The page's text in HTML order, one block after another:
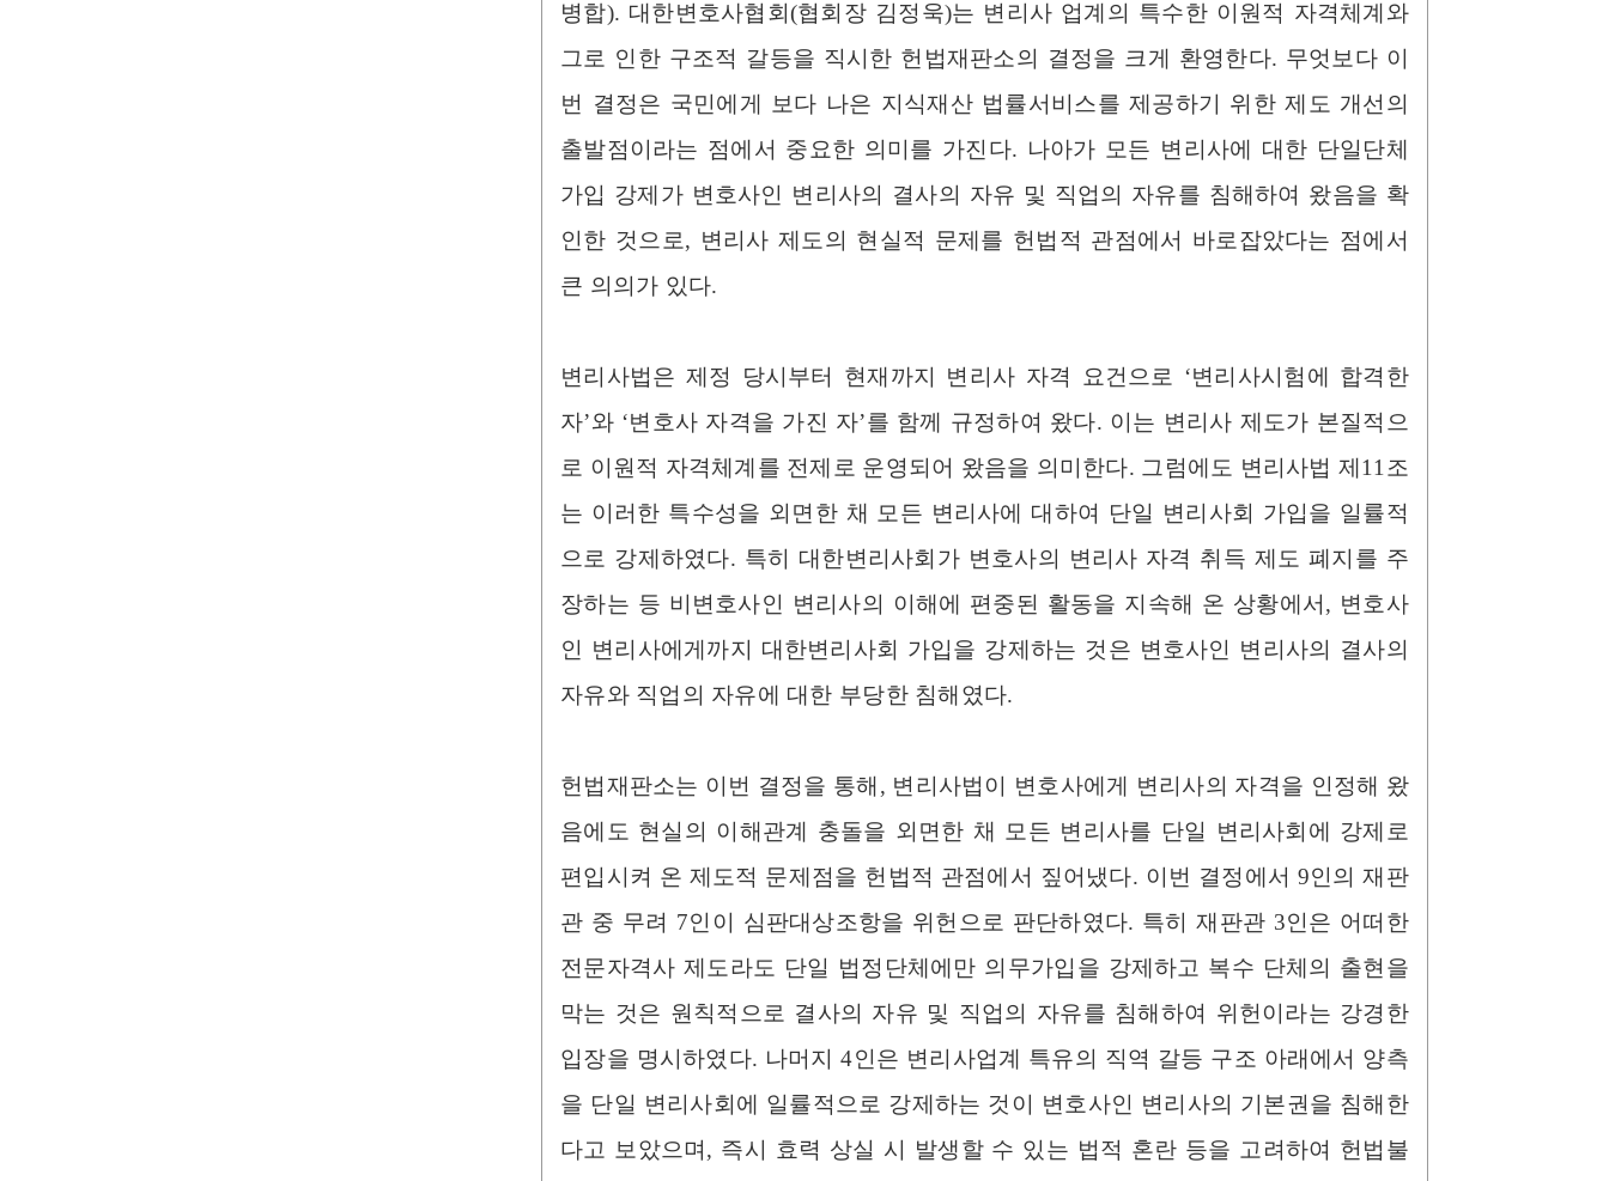
병합). 대한변호사협회(협회장 김정욱)는 변리사 업계의 특수한 이원적 자격체계와
그로 인한 구조적 갈등을 직시한 헌법재판소의 결정을 크게 환영한다. 무엇보다 이
번 결정은 국민에게 보다 나은 지식재산 법률서비스를 제공하기 위한 제도 개선의
출발점이라는 점에서 중요한 의미를 가진다. 나아가 모든 변리사에 대한 단일단체
가입 강제가 변호사인 변리사의 결사의 자유 및 직업의 자유를 침해하여 왔음을 확
인한 것으로, 변리사 제도의 현실적 문제를 헌법적 관점에서 바로잡았다는 점에서
큰 의의가 있다.
변리사법은 제정 당시부터 현재까지 변리사 자격 요건으로 ‘변리사시험에 합격한
자’와 ‘변호사 자격을 가진 자’를 함께 규정하여 왔다. 이는 변리사 제도가 본질적으
로 이원적 자격체계를 전제로 운영되어 왔음을 의미한다. 그럼에도 변리사법 제11조
는 이러한 특수성을 외면한 채 모든 변리사에 대하여 단일 변리사회 가입을 일률적
으로 강제하였다. 특히 대한변리사회가 변호사의 변리사 자격 취득 제도 폐지를 주
장하는 등 비변호사인 변리사의 이해에 편중된 활동을 지속해 온 상황에서, 변호사
인 변리사에게까지 대한변리사회 가입을 강제하는 것은 변호사인 변리사의 결사의
자유와 직업의 자유에 대한 부당한 침해였다.
헌법재판소는 이번 결정을 통해, 변리사법이 변호사에게 변리사의 자격을 인정해 왔
음에도 현실의 이해관계 충돌을 외면한 채 모든 변리사를 단일 변리사회에 강제로
편입시켜 온 제도적 문제점을 헌법적 관점에서 짚어냈다. 이번 결정에서 9인의 재판
관 중 무려 7인이 심판대상조항을 위헌으로 판단하였다. 특히 재판관 3인은 어떠한
전문자격사 제도라도 단일 법정단체에만 의무가입을 강제하고 복수 단체의 출현을
막는 것은 원칙적으로 결사의 자유 및 직업의 자유를 침해하여 위헌이라는 강경한
입장을 명시하였다. 나머지 4인은 변리사업계 특유의 직역 갈등 구조 아래에서 양측
을 단일 변리사회에 일률적으로 강제하는 것이 변호사인 변리사의 기본권을 침해한
다고 보았으며, 즉시 효력 상실 시 발생할 수 있는 법적 혼란 등을 고려하여 헌법불